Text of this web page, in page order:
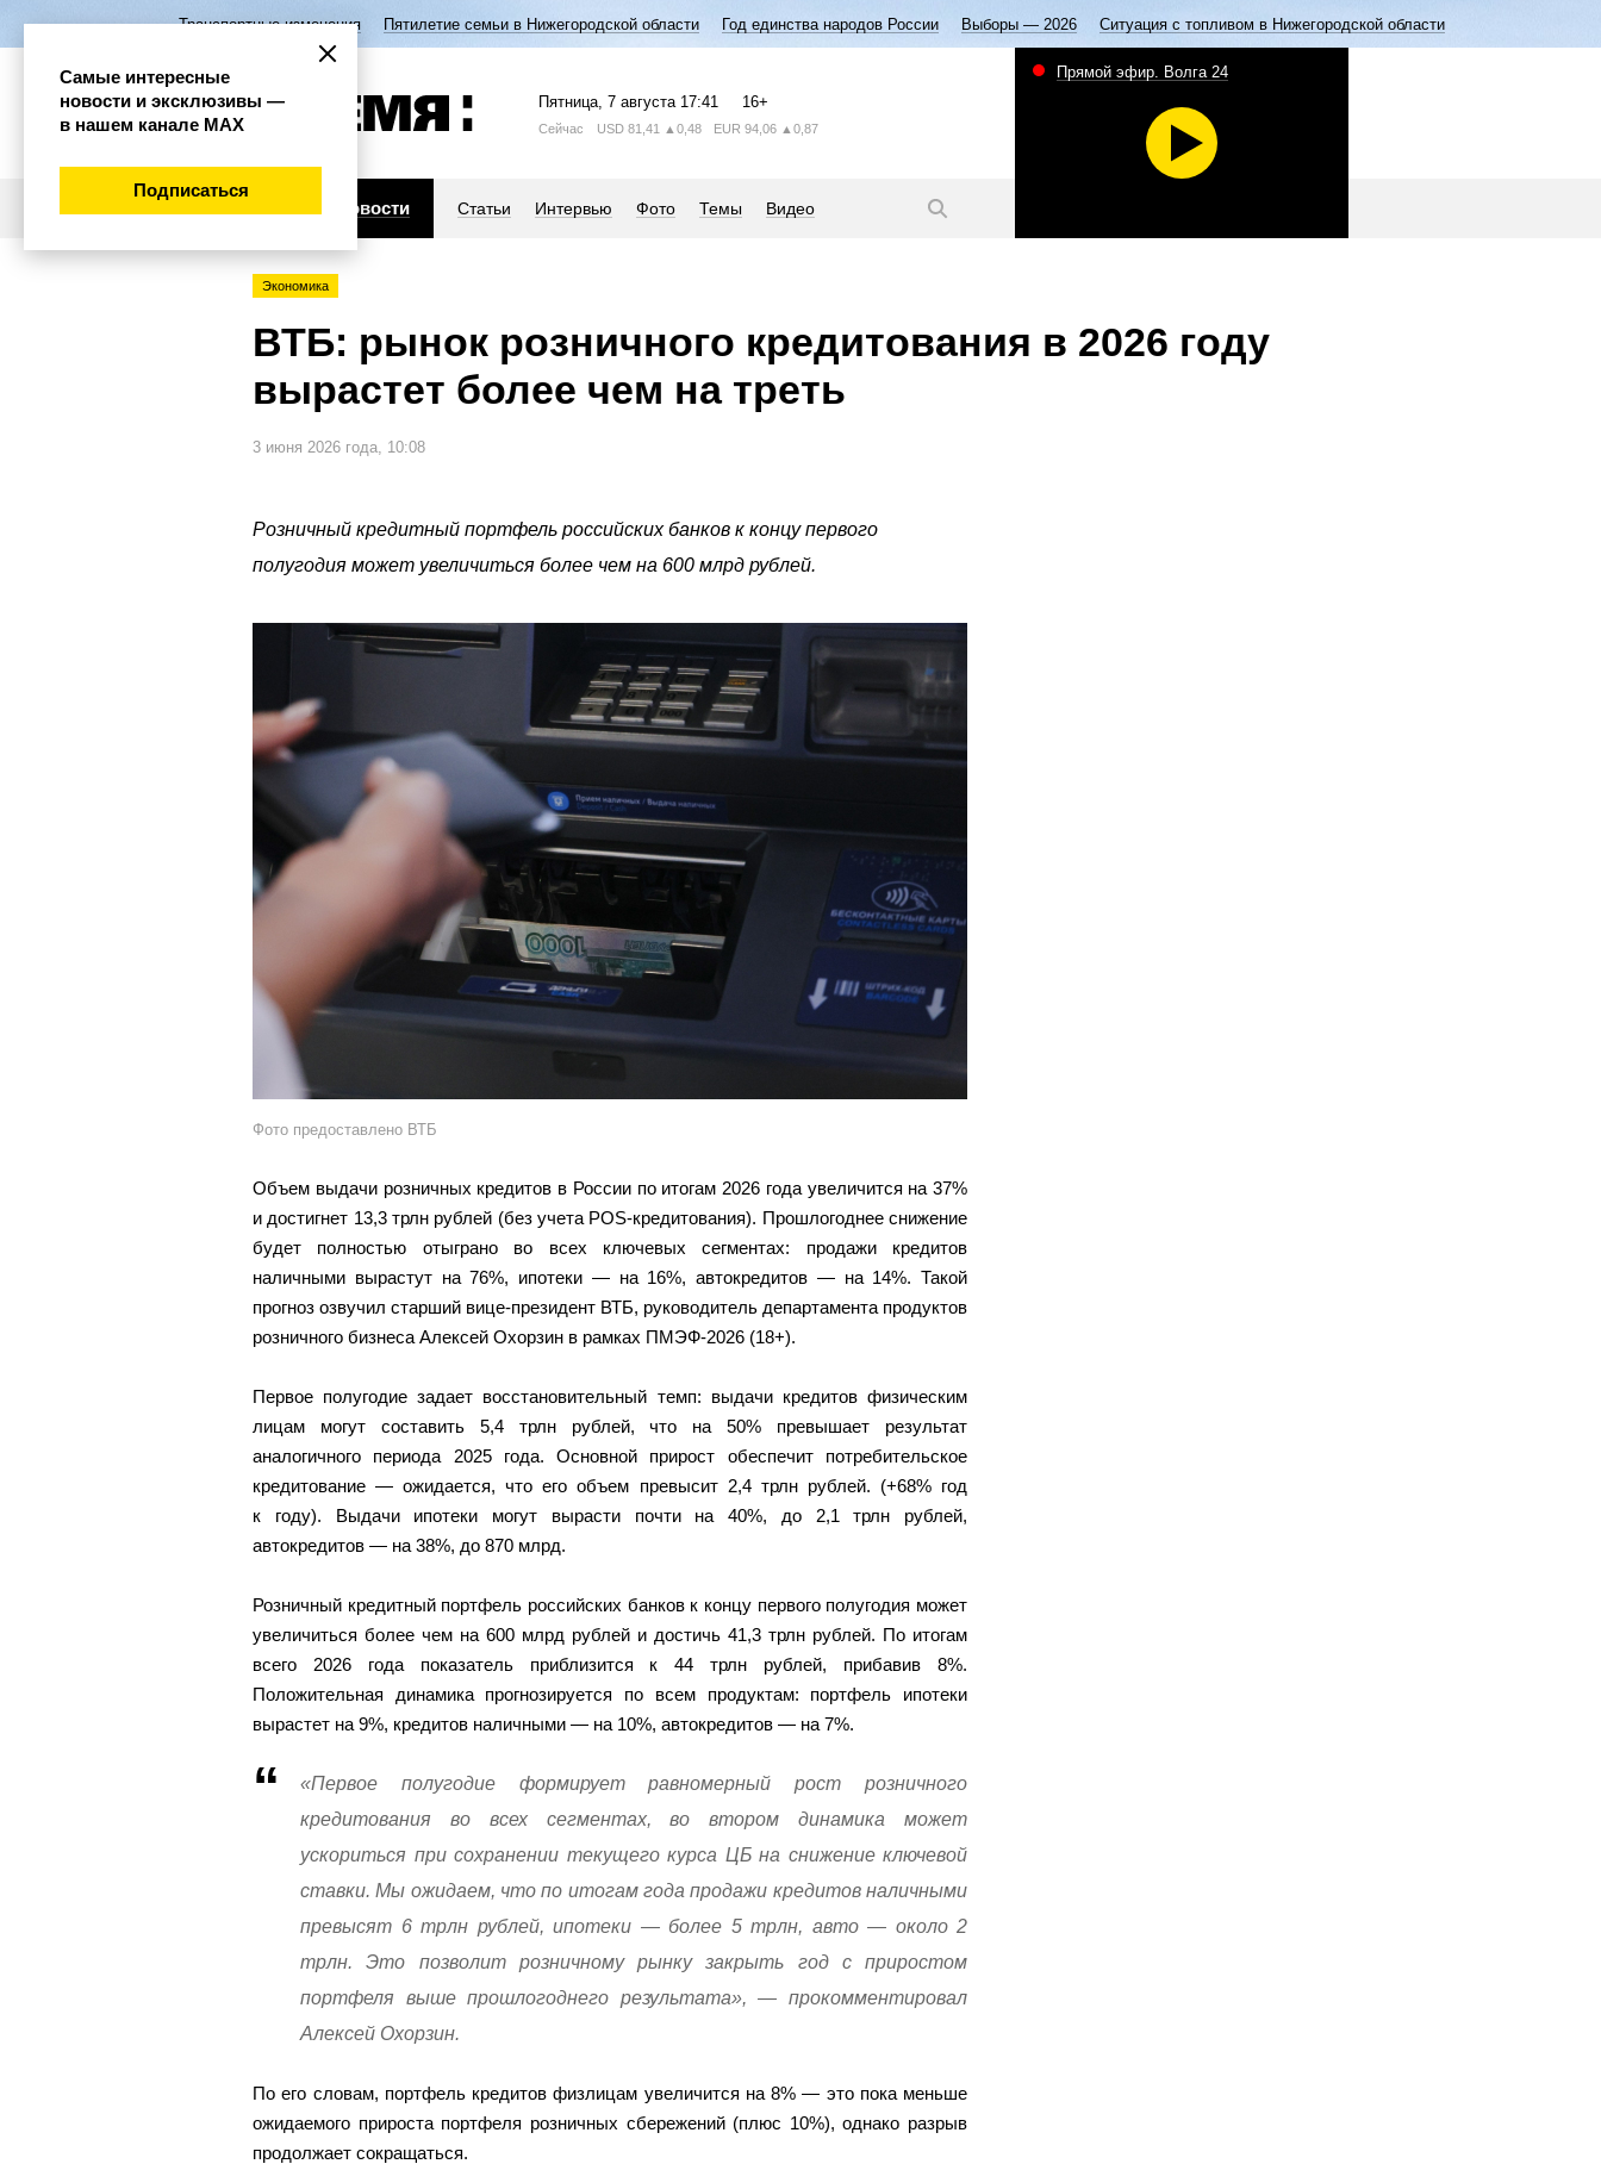
Транспортные изменения Пятилетие семьи в Нижегородской области Год единства народов России Выборы — 2026 Ситуация с топливом в Нижегородской области
Пятница, 7 августа 17:41 16+
Сейчас USD 81,41 ▲0,48 EUR 94,06 ▲0,87
Новости Статьи Интервью Фото Темы Видео
Прямой эфир. Волга 24
Экономика
ВТБ: рынок розничного кредитования в 2026 году
вырастет более чем на треть
3 июня 2026 года, 10:08
Розничный кредитный портфель российских банков к концу первого
полугодия может увеличиться более чем на 600 млрд рублей.
Фото предоставлено ВТБ
Объем выдачи розничных кредитов в России по итогам 2026 года увеличится на 37%
и достигнет 13,3 трлн рублей (без учета POS-кредитования). Прошлогоднее снижение
будет полностью отыграно во всех ключевых сегментах: продажи кредитов
наличными вырастут на 76%, ипотеки — на 16%, автокредитов — на 14%. Такой
прогноз озвучил старший вице-президент ВТБ, руководитель департамента продуктов
розничного бизнеса Алексей Охорзин в рамках ПМЭФ-2026 (18+).
Первое полугодие задает восстановительный темп: выдачи кредитов физическим
лицам могут составить 5,4 трлн рублей, что на 50% превышает результат
аналогичного периода 2025 года. Основной прирост обеспечит потребительское
кредитование — ожидается, что его объем превысит 2,4 трлн рублей. (+68% год
к году). Выдачи ипотеки могут вырасти почти на 40%, до 2,1 трлн рублей,
автокредитов — на 38%, до 870 млрд.
Розничный кредитный портфель российских банков к концу первого полугодия может
увеличиться более чем на 600 млрд рублей и достичь 41,3 трлн рублей. По итогам
всего 2026 года показатель приблизится к 44 трлн рублей, прибавив 8%.
Положительная динамика прогнозируется по всем продуктам: портфель ипотеки
вырастет на 9%, кредитов наличными — на 10%, автокредитов — на 7%.
«Первое полугодие формирует равномерный рост розничного
кредитования во всех сегментах, во втором динамика может
ускориться при сохранении текущего курса ЦБ на снижение ключевой
ставки. Мы ожидаем, что по итогам года продажи кредитов наличными
превысят 6 трлн рублей, ипотеки — более 5 трлн, авто — около 2
трлн. Это позволит розничному рынку закрыть год с приростом
портфеля выше прошлогоднего результата», — прокомментировал
Алексей Охорзин.
По его словам, портфель кредитов физлицам увеличится на 8% — это пока меньше
ожидаемого прироста портфеля розничных сбережений (плюс 10%), однако разрыв
продолжает сокращаться.
Самые интересные
новости и эксклюзивы —
в нашем канале МАХ
Подписаться